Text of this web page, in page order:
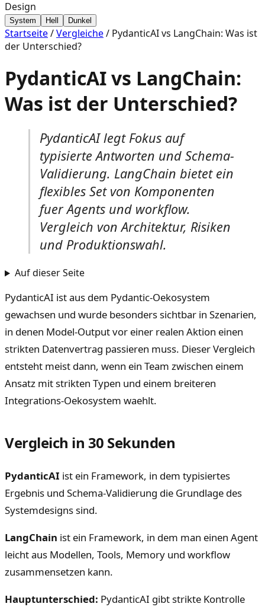
Design
System Hell Dunkel
Startseite/Vergleiche/ PydanticAI vs LangChain: Was ist
der Unterschied?
PydanticAI vs LangChain:
Was ist der Unterschied?
PydanticAI legt Fokus auf
typisierte Antworten und Schema-
Validierung. LangChain bietet ein
flexibles Set von Komponenten
fuer Agents und workflow.
Vergleich von Architektur, Risiken
und Produktionswahl.
Auf dieser Seite
PydanticAI ist aus dem Pydantic-Oekosystem
gewachsen und wurde besonders sichtbar in Szenarien,
in denen Model-Output vor einer realen Aktion einen
strikten Datenvertrag passieren muss. Dieser Vergleich
entsteht meist dann, wenn ein Team zwischen einem
Ansatz mit strikten Typen und einem breiteren
Integrations-Oekosystem waehlt.
Vergleich in 30 Sekunden
PydanticAI ist ein Framework, in dem typisiertes
Ergebnis und Schema-Validierung die Grundlage des
Systemdesigns sind.
LangChain ist ein Framework, in dem man einen Agent
leicht aus Modellen, Tools, Memory und workflow
zusammensetzen kann.
Hauptunterschied: PydanticAI gibt strikte Kontrolle